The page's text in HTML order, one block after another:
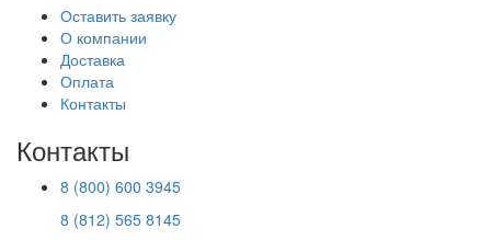
Оставить заявку
О компании
Доставка
Оплата
Контакты
Контакты
8 (800) 600 3945
8 (812) 565 8145